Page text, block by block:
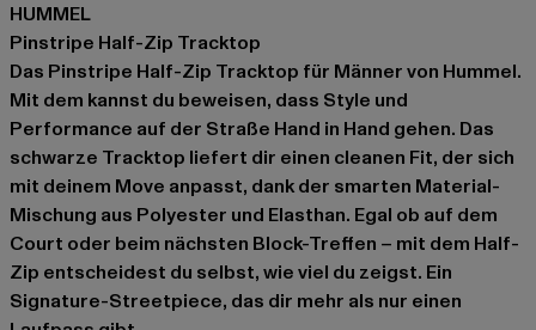
HUMMEL
Pinstripe Half-Zip Tracktop
Das Pinstripe Half-Zip Tracktop für Männer von Hummel.
Mit dem kannst du beweisen, dass Style und
Performance auf der Straße Hand in Hand gehen. Das
schwarze Tracktop liefert dir einen cleanen Fit, der sich
mit deinem Move anpasst, dank der smarten Material-
Mischung aus Polyester und Elasthan. Egal ob auf dem
Court oder beim nächsten Block-Treffen – mit dem Half-
Zip entscheidest du selbst, wie viel du zeigst. Ein
Signature-Streetpiece, das dir mehr als nur einen